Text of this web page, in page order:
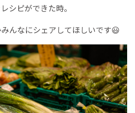
シピができた時。
んなにシェアしてほしいです😃